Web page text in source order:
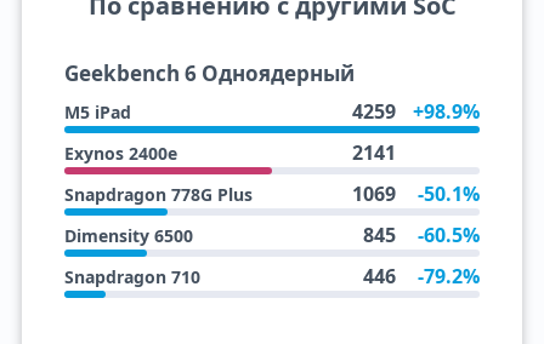
Geekbench 6 Одноядерный
M5 iPad 4259 +98.9%
Exynos 2400e 2141
Snapdragon 778G Plus 1069 -50.1%
Dimensity 6500 845 -60.5%
Snapdragon 710 446 -79.2%